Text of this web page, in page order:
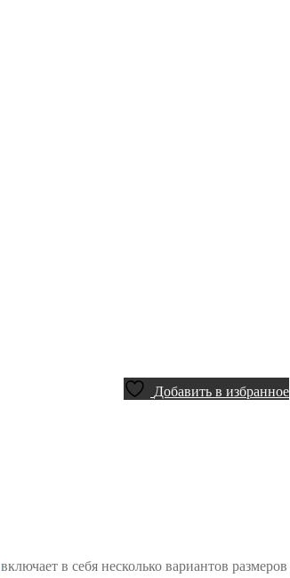
Добавить в избранное
включает в себя несколько вариантов размеров